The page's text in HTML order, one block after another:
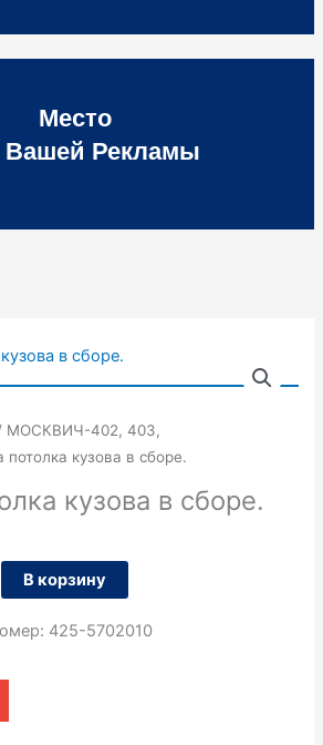
Место
Рекламы
МОСКВИЧ-402, 403,
потолка кузова в сборе.
кузова в сборе.
В корзину
: 425-5702010